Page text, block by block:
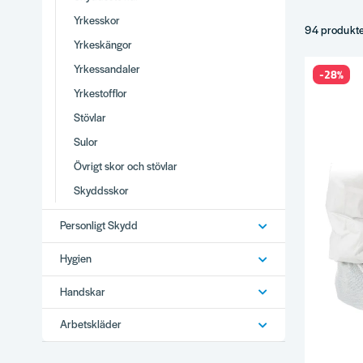
Yrkesskor
Yrkeskängor
Yrkessandaler
Yrkestofflor
Stövlar
Sulor
Övrigt skor och stövlar
Skyddsskor
Personligt Skydd
Hygien
Handskar
Arbetskläder
Övrigt
Tips
Stålhätta
Storlek –
94
-28%